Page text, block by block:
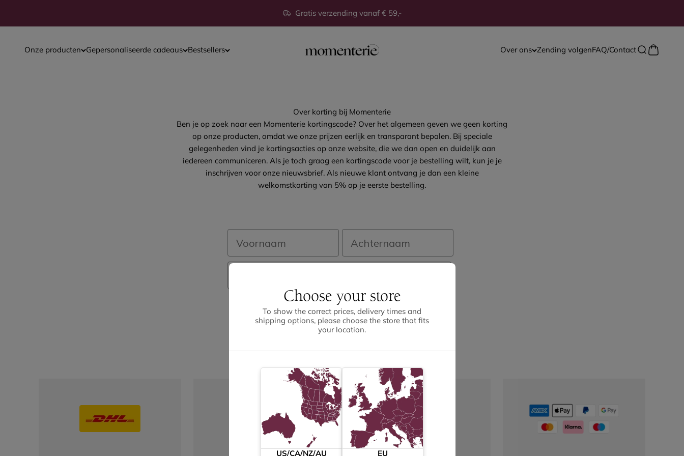
Gratis verzending vanaf € 59,-
Onze producten Gepersonaliseerde cadeaus Bestsellers Momenterie Over ons Zending volgenFAQ/ContactZoeken
Choose your store
To show the correct prices, delivery times and
shipping options, please choose the store that fits
your location.
US/CA/NZ/AU EU
Over korting bij Momenterie
Ben je op zoek naar een Momenterie kortingscode? Over het algemeen geven we geen korting
op onze producten, omdat we onze prijzen eerlijk en transparant bepalen. Bij speciale
gelegenheden vind je kortingsacties op onze website, die we dan open en duidelijk aan
iedereen communiceren. Als je toch graag een kortingscode voor je bestelling wilt, kun je je
inschrijven voor onze nieuwsbrief. Als nieuwe klant ontvang je dan een kleine
welkomstkorting van 5% op je eerste bestelling.
Voornaam Achternaam
E-mailadres
Inschrijven